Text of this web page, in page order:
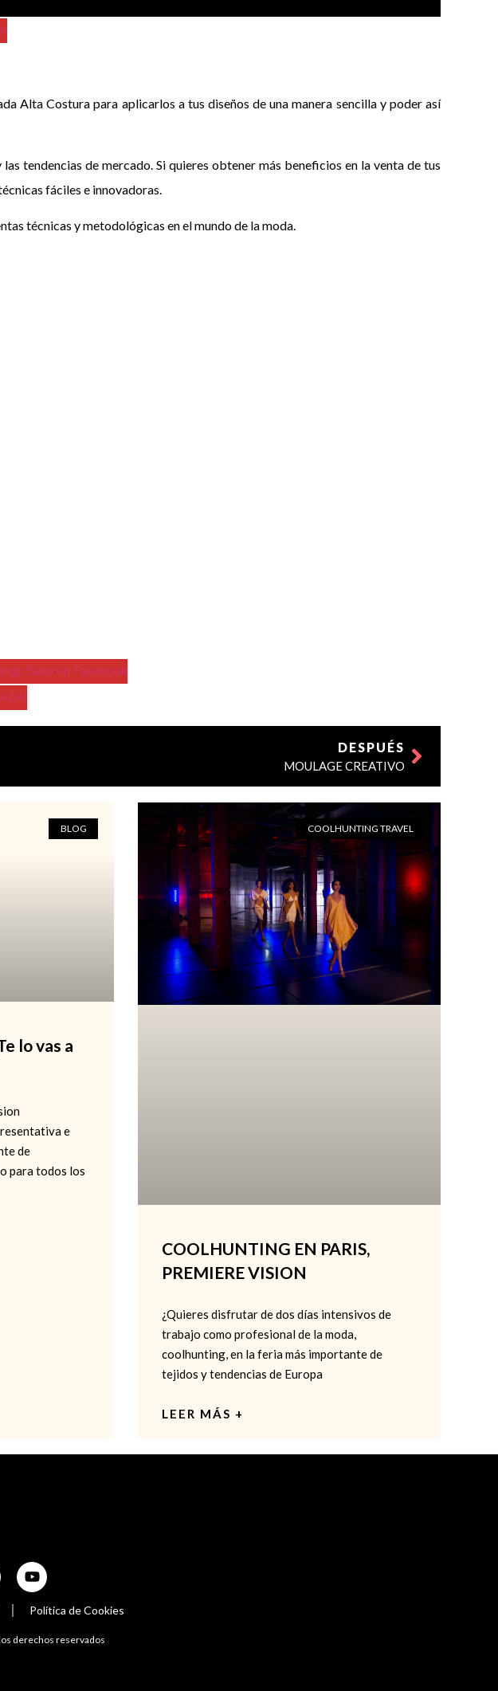
Alta Costura para aplicarlos a tus diseños de una manera sencilla y poder así
tendencias de mercado. Si quieres obtener más beneficios en la venta de tus
fáciles e innovadoras.
técnicas y metodológicas en el mundo de la moda.
Sato en Facebook
DESPUÉS
MOULAGE CREATIVO
BLOG
lo vas a
e
de
para todos los
COOLHUNTING TRAVEL
COOLHUNTING EN PARIS,
PREMIERE VISION
¿Quieres disfrutar de dos días intensivos de
trabajo como profesional de la moda,
coolhunting, en la feria más importante de
tejidos y tendencias de Europa
LEER MÁS +
Política de Cookies
derechos reservados